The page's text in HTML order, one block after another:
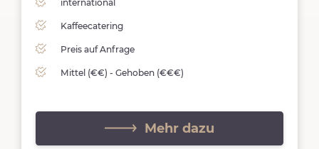
international
Kaffeecatering
Preis auf Anfrage
Mittel (€€) - Gehoben (€€€)
Mehr dazu